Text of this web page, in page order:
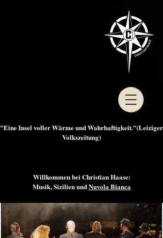
"Eine Insel voller Wärme und Wahrhaftigkeit."(Leiziger
Volkszeitung)
Willkommen bei Christian Haase:
Musik, Sizilien undNuvola Bianca